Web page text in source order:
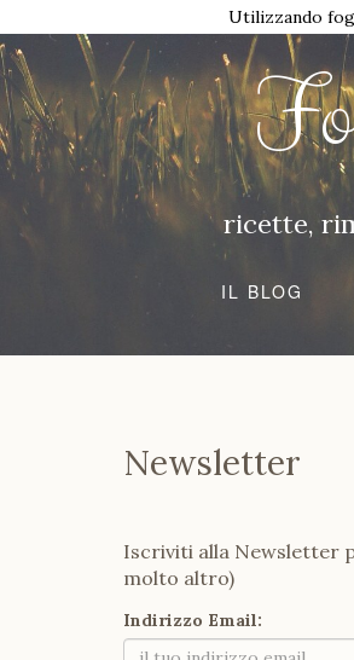
ricette,
IL BLOG
Newsletter
Iscriviti alla Newsletter
molto altro)
Indirizzo Email:
Utilizzando